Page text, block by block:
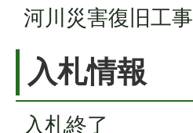
河川災害復旧工事
入札情報
入札終了